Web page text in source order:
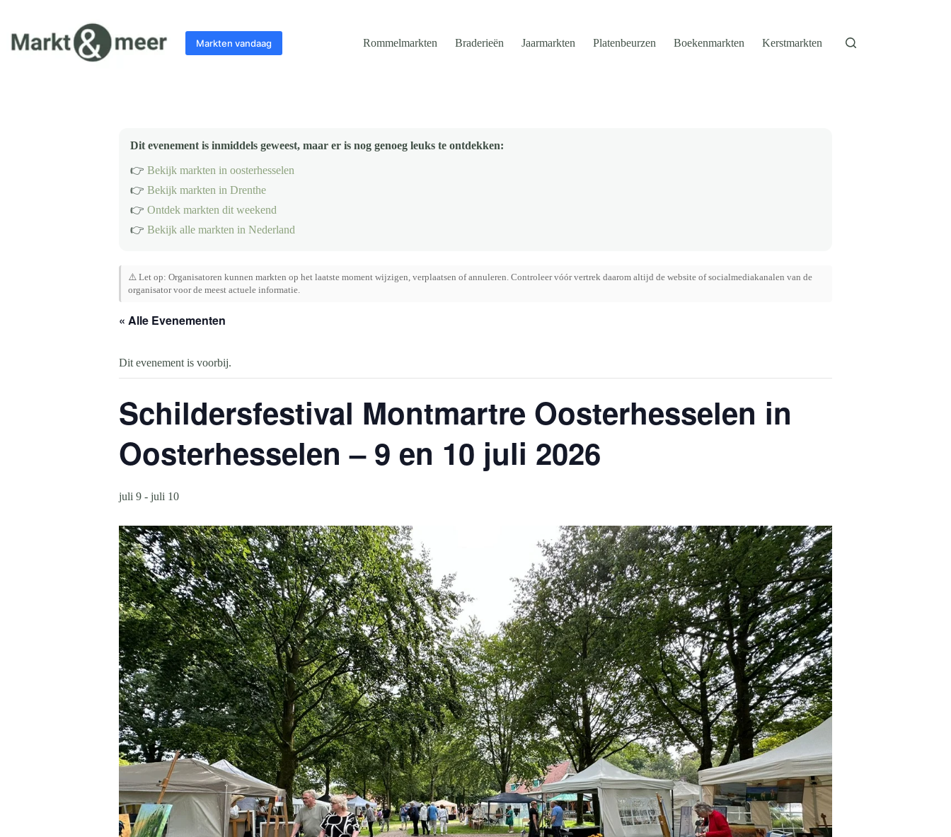
inhoud
Markten vandaag Rommelmarkten Braderieën Jaarmarkten Platenbeurzen Boekenmarkten Kerstmarkten
Dit evenement is inmiddels geweest, maar er is nog genoeg leuks te ontdekken:
👉 Bekijk markten in oosterhesselen
👉 Bekijk markten in Drenthe
👉 Ontdek markten dit weekend
👉 Bekijk alle markten in Nederland
⚠️ Let op: Organisatoren kunnen markten op het laatste moment wijzigen, verplaatsen of annuleren. Controleer vóór vertrek daarom altijd de website of socialmediakanalen van de
organisator voor de meest actuele informatie.
« Alle Evenementen
Dit evenement is voorbij.
Schildersfestival Montmartre Oosterhesselen in
Oosterhesselen – 9 en 10 juli 2026
juli 9 - juli 10